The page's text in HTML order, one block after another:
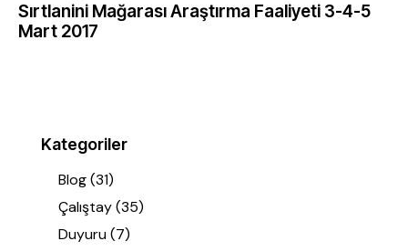
Sırtlanini Mağarası Araştırma Faaliyeti 3-4-5
Mart 2017
Kategoriler
Blog(31)
Çalıştay(35)
Duyuru(7)